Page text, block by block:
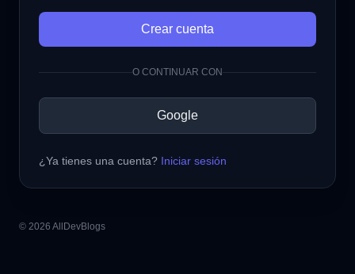
Crear cuenta
O CONTINUAR CON
Google
¿Ya tienes una cuenta? Iniciar sesión
© 2026 AllDevBlogs